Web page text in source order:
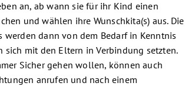
an, ab wann sie für ihr Kind einen
und wählen ihre Wunschkita(s) aus. Die
werden dann von dem Bedarf in Kenntnis
sich mit den Eltern in Verbindung setzten.
Sicher gehen wollen, können auch
anrufen und nach einem